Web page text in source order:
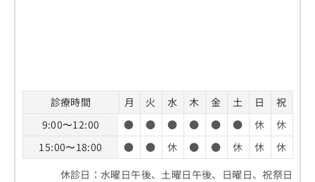
診療時間 月 火 水 木 金 土 日
祝
9:00〜12:00
● ● ● ● ● ● 休
休
15:00〜18:00
● ● 休 ● ● 休 休
休
休診日：水曜日午後、土曜日午後、日曜日、祝祭日